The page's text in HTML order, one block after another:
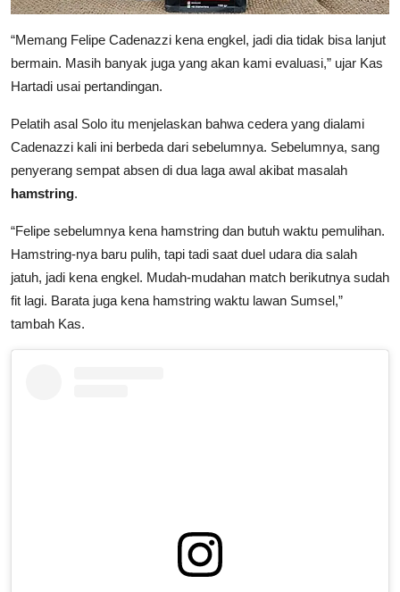
“Memang Felipe Cadenazzi kena engkel, jadi dia tidak bisa lanjut
bermain. Masih banyak juga yang akan kami evaluasi,” ujar Kas
Hartadi usai pertandingan.
Pelatih asal Solo itu menjelaskan bahwa cedera yang dialami
Cadenazzi kali ini berbeda dari sebelumnya. Sebelumnya, sang
penyerang sempat absen di dua laga awal akibat masalah
hamstring.
“Felipe sebelumnya kena hamstring dan butuh waktu pemulihan.
Hamstring-nya baru pulih, tapi tadi saat duel udara dia salah
jatuh, jadi kena engkel. Mudah-mudahan match berikutnya sudah
fit lagi. Barata juga kena hamstring waktu lawan Sumsel,”
tambah Kas.